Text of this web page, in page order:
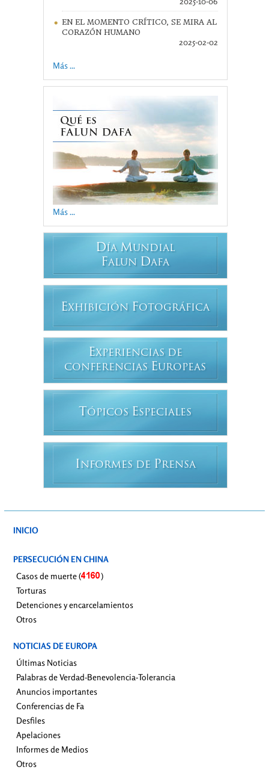
EN EL MOMENTO CRÍTICO, SE MIRA AL
CORAZÓN HUMANO
2025-02-02
Más ...
Más ...
DÍA MUNDIAL
FALUN DAFA
EXHIBICIÓN FOTOGRÁFICA
EXPERIENCIAS DE
CONFERENCIAS EUROPEAS
T ÓPICOS ESPECIALES
INFORMES DE PRENSA
INICIO
PERSECUCIÓN EN CHINA
Casos de muerte (
)
Torturas
Detenciones y encarcelamientos
Otros
NOTICIAS DE EUROPA
Últimas Noticias
Palabras de Verdad-Benevolencia-Tolerancia
Anuncios importantes
Conferencias de Fa
Desfiles
Apelaciones
Informes de Medios
Otros